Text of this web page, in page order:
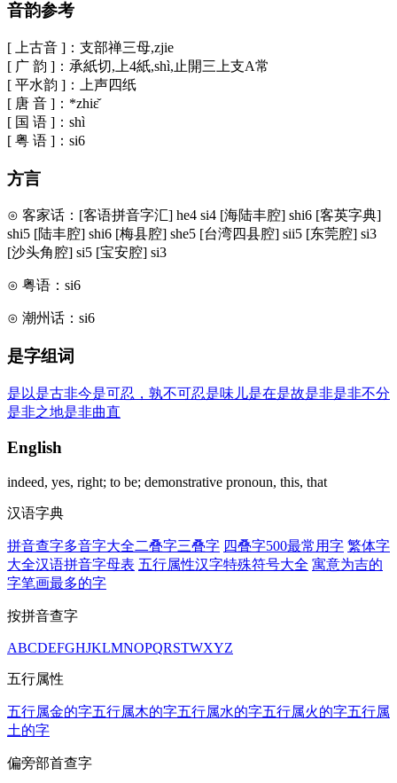
音韵参考
[ 上古音 ]：支部禅三母,zjie
[ 广 韵 ]：承紙切,上4紙,shì,止開三上支A常
[ 平水韵 ]：上声四纸
[ 唐 音 ]：*zhiɛ̌
[ 国 语 ]：shì
[ 粤 语 ]：si6
方言
⊙ 客家话：[客语拼音字汇] he4 si4 [海陆丰腔] shi6 [客英字典]
shi5 [陆丰腔] shi6 [梅县腔] she5 [台湾四县腔] sii5 [东莞腔] si3
[沙头角腔] si5 [宝安腔] si3
⊙ 粤语：si6
⊙ 潮州话：si6
是字组词
是以是古非今是可忍，孰不可忍是味儿是在是故是非是非不分
是非之地是非曲直
English
indeed, yes, right; to be; demonstrative pronoun, this, that
汉语字典
拼音查字多音字大全二叠字三叠字 四叠字500最常用字 繁体字
大全汉语拼音字母表 五行属性汉字特殊符号大全 寓意为吉的
字笔画最多的字
按拼音查字
ABCDEFGHJKLMNOPQRSTWXYZ
五行属性
五行属金的字五行属木的字五行属水的字五行属火的字五行属
土的字
偏旁部首查字